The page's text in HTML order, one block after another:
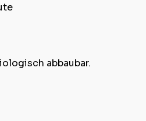
abbaubar.